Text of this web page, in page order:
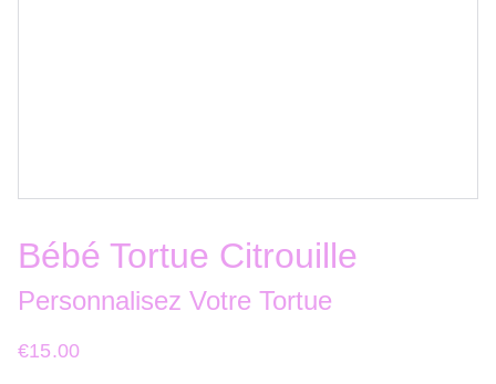
Bébé Tortue Citrouille
Personnalisez Votre Tortue
€15.00